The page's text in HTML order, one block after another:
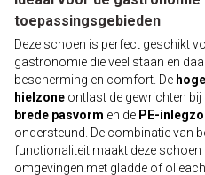
toepassingsgebieden
Deze schoen is perfect geschikt
gastronomie die veel staan en
bescherming en comfort. De
hielzone ontlast de gewrichten
brede pasvorm en de PE-
ondersteund. De combinatie van
functionaliteit maakt deze schoen
omgevingen met gladde of